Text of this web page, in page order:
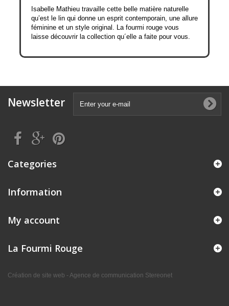
Isabelle Mathieu travaille cette belle matière naturelle
qu’est le lin qui donne un esprit contemporain, une allure
féminine et un style original. La fourmi rouge vous
laisse découvrir la collection qu´elle a faite pour vous.
Newsletter
Categories
Information
My account
La Fourmi Rouge
Création de site web - Agence de communication Stereonet